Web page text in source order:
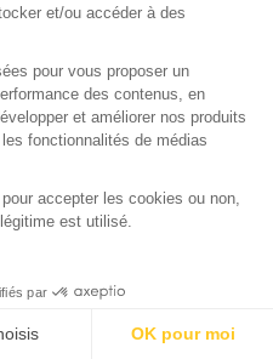
et/ou accéder à des
pour vous proposer un
des contenus, en
et améliorer nos produits
fonctionnalités de médias
accepter les cookies ou non,
est utilisé.
par
OK pour moi